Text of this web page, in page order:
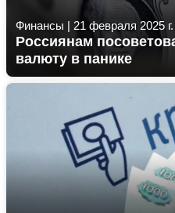
Финансы | 21 февраля 2025 г.
Россиянам
валюту в панике